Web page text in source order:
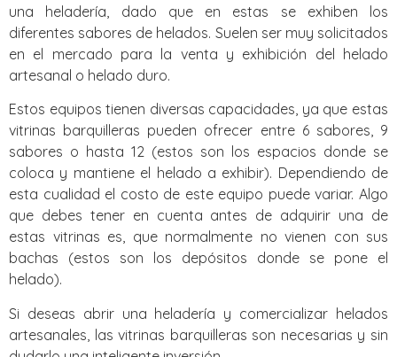
una heladería, dado que en estas se exhiben los
diferentes sabores de helados. Suelen ser muy solicitados
en el mercado para la venta y exhibición del helado
artesanal o helado duro.
Estos equipos tienen diversas capacidades, ya que estas
vitrinas barquilleras pueden ofrecer entre 6 sabores, 9
sabores o hasta 12 (estos son los espacios donde se
coloca y mantiene el helado a exhibir). Dependiendo de
esta cualidad el costo de este equipo puede variar. Algo
que debes tener en cuenta antes de adquirir una de
estas vitrinas es, que normalmente no vienen con sus
bachas (estos son los depósitos donde se pone el
helado).
Si deseas abrir una heladería y comercializar helados
artesanales, las vitrinas barquilleras son necesarias y sin